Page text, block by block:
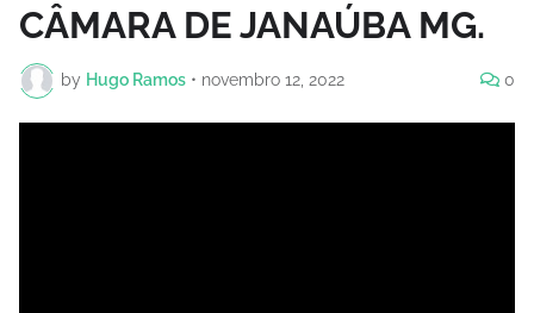
CÂMARA DE JANAÚBA MG.
by Hugo Ramos • novembro 12, 2022 0